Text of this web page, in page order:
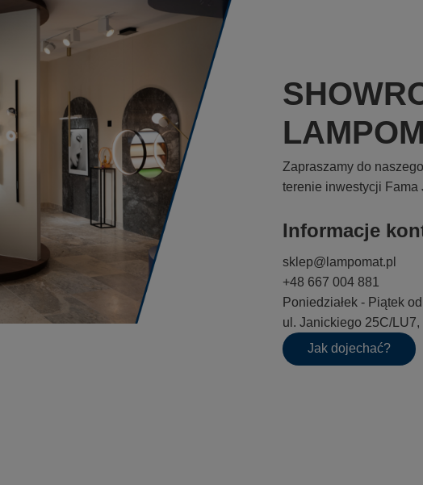
Zapraszamy do
terenie inwestycji Fama
Informacje
sklep@lampomat.pl
+48 667 004 881
Poniedziałek - Piątek
ul. Janickiego 25C/
Jak dojechać?